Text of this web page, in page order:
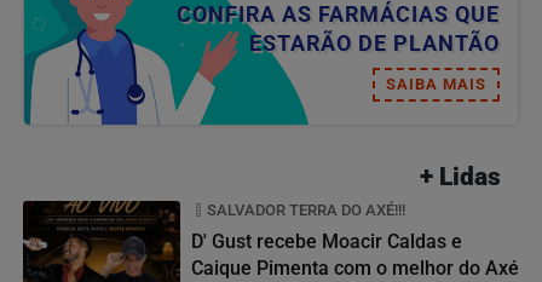
CONFIRA AS FARMÁCIAS QUE
ESTARÃO DE PLANTÃO
SAIBA MAIS
+ Lidas
SALVADOR TERRA DO AXÉ!!!
D' Gust recebe Moacir Caldas e
Caique Pimenta com o melhor do Axé